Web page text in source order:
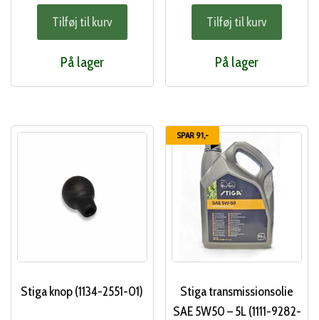
Tilføj til kurv
På lager
Tilføj til kurv
På lager
Stiga knop (1134-2551-01)
SPAR 91,-
Stiga transmissionsolie
SAE 5W50 – 5L (1111-9282-